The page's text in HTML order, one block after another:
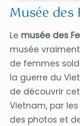
Musée
Le musée des
musée
de femmes
la guerre du
de découvrir
Vietnam, par
des photos et